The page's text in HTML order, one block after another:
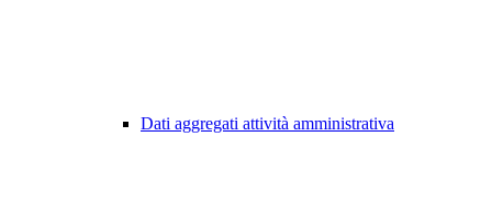
Dati aggregati attività amministrativa